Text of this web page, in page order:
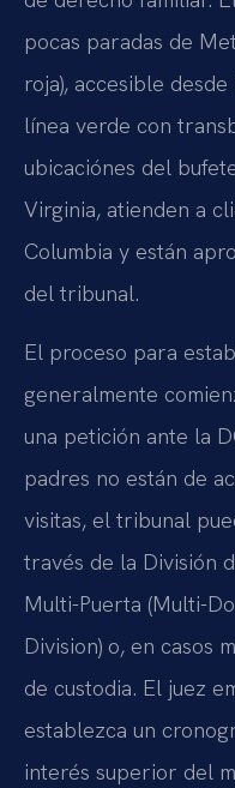
pocas paradas de
roja), accesible
línea verde con
ubicaciónes del
Virginia, atienden a
Columbia y están
del tribunal.
El proceso para
generalmente
una petición ante la
padres no están de
visitas, el tribunal
través de la División
Multi-Puerta (Multi-
Division) o, en casos
de custodia. El juez
establezca un
interés superior del